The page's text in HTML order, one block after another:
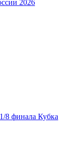
2026
8 финала Кубка